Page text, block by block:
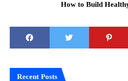
How to Build
Recent Posts